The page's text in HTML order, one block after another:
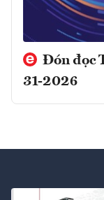
Đón đọc
31-2026